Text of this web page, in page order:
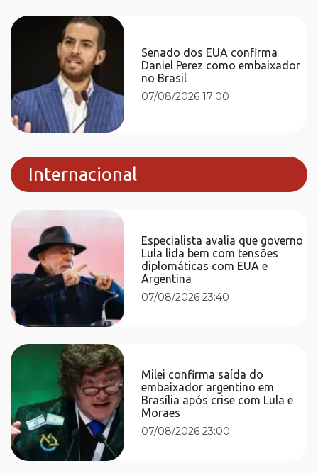
Senado dos EUA confirma
Daniel Perez como embaixador
no Brasil
07/08/2026 17:00
Internacional
Especialista avalia que governo
Lula lida bem com tensões
diplomáticas com EUA e
Argentina
07/08/2026 23:40
Milei confirma saída do
embaixador argentino em
Brasília após crise com Lula e
Moraes
07/08/2026 23:00